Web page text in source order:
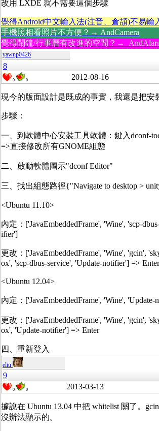
改用 LXDE 就不需要這個步驟
覺得Android中文輸入法(注音、倉頡)不易輸
手機照相看照片不方便？→ AndCamera
覺得鬧鐘/行事曆有改進的空間？→
yawnp0426
8
0 0 2012-08-16
現今的版面設計是既成的事實，我還是把安
步驟：
一、到軟體中心安裝工具軟體：鍵入dconf-
=>直接修改所有GNOME組態
二、啟動軟體圖示"dconf Editor"
三、找出組態路徑{"Navigate to desktop >
<Ubuntu 11.10>
內定：['JavaEmbeddedFrame', 'Wine', 'scp-
ifier']
更改：['JavaEmbeddedFrame', 'Wine', 'gcin',
ox', 'scp-dbus-service', 'Update-notifier'] => Enter
<Ubuntu 12.04>
內定：['JavaEmbeddedFrame', 'Wine', 'Update-
更改：['JavaEmbeddedFrame', 'Wine', 'gcin',
ox', 'Update-notifier'] => Enter
四、重新登入
eliu
9
0 0 2013-03-13
據說在 Ubuntu 13.04 中把 whitelist 關了。
沒辦法顯示的。